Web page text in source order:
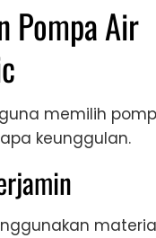
Pompa Air
memilih
keunggulan.